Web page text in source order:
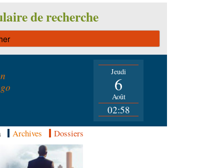
de recherche
Jeudi
6
Août
02:58
Archives Dossiers